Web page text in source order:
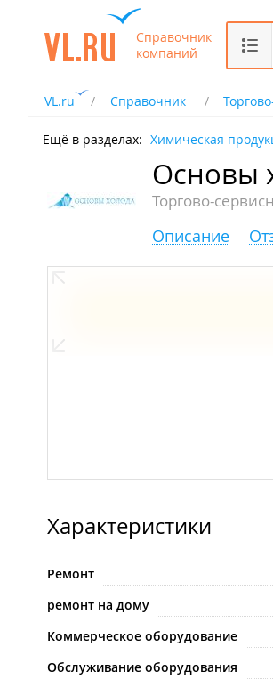
Справочник
компаний
VL.ru Справочник
Ещё в разделах: Химическая
Основы
Торгово-
Описание
Характеристики
Ремонт
ремонт на дому
Коммерческое оборудование
Обслуживание оборудования